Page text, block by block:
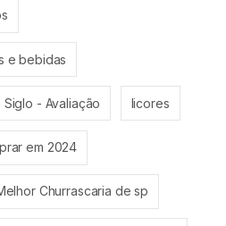
e bebidas
- Avaliação licores
em 2024
Churrascaria de sp